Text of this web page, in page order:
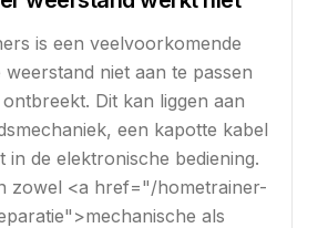
is een veelvoorkomende
weerstand niet aan te passen
Dit kan liggen aan
een kapotte kabel
in de elektronische bediening.
zowel <a href="/hometrainer-
als